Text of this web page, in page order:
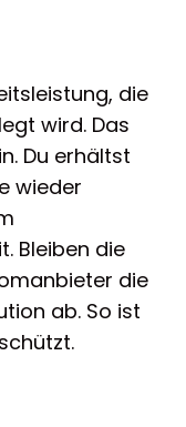
die
wird. Das
Du erhältst
wieder
Bleiben die
die
ab. So ist